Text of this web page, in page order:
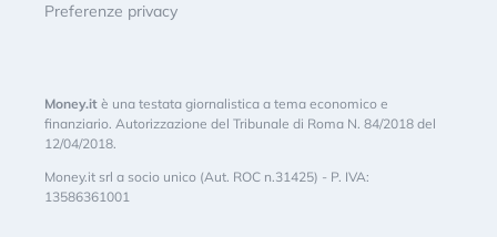
Preferenze privacy
Money.it è una testata giornalistica a tema economico e
finanziario. Autorizzazione del Tribunale di Roma N. 84/2018 del
12/04/2018.
Money.it srl a socio unico (Aut. ROC n.31425) - P. IVA:
13586361001